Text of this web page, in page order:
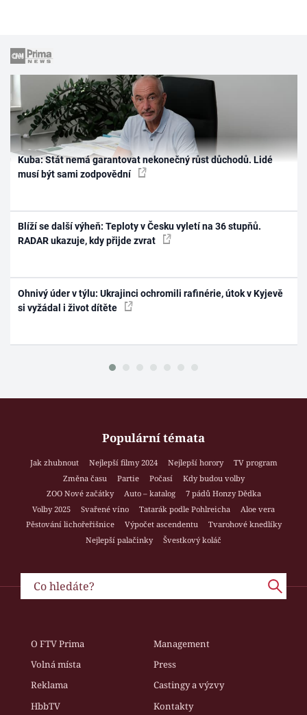
Kuba: Stát nemá garantovat nekonečný růst důchodů. Lidé
musí být sami zodpovědní
Blíží se další výheň: Teploty v Česku vyletí na 36 stupňů.
RADAR ukazuje, kdy přijde zvrat
Ohnivý úder v týlu: Ukrajinci ochromili rafinérie, útok v Kyjevě
si vyžádal i život dítěte
Populární témata
Jak zhubnout Nejlepší filmy 2024 Nejlepší horory
TV program
Změna času
Partie Počasí
Kdy budou volby
ZOO Nové začátky
Auto – katalog
7 pádů Honzy Dědka
Volby 2025
Svařené víno Tatarák podle Pohlreicha
Aloe vera
Pěstování lichořeřišnice
Výpočet ascendentu
Tvarohové knedlíky
Nejlepší palačinky
Švestkový koláč
O FTV Prima
Management
Volná místa
Press
Reklama
Castingy a výzvy
HbbTV
Kontakty